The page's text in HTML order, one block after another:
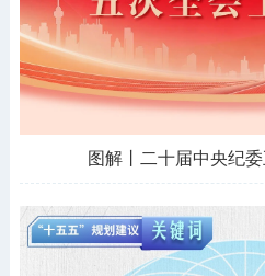
图解丨二十届中央纪